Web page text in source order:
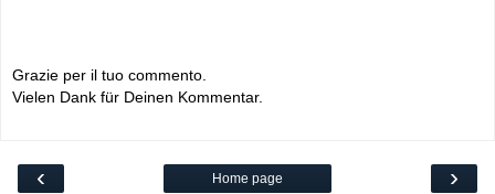
Grazie per il tuo commento.
Vielen Dank für Deinen Kommentar.
‹ ›
Home page